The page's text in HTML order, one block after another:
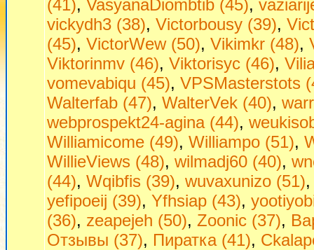
(41), VasyanaDiombtib (45),
vickydh3 (38), Victorbousy (39),
(45), VictorWew (50), Vikimkr (48),
Viktorinmv (46), Viktorisyc (46),
vomevabiqu (45), VPSMasterstots
Walterfab (47), WalterVek (40),
webprospekt24-agina (44),
Williamicome (49), Williampo (51),
WillieViews (48), wilmadj60 (40),
(44), Wqibfis (39), wuvaxunizo (51)
yefipoeij (39), Yfhsiap (43),
(36), zeapejeh (50), Zoonic (37),
Отзывы (37), Пиратка (41),